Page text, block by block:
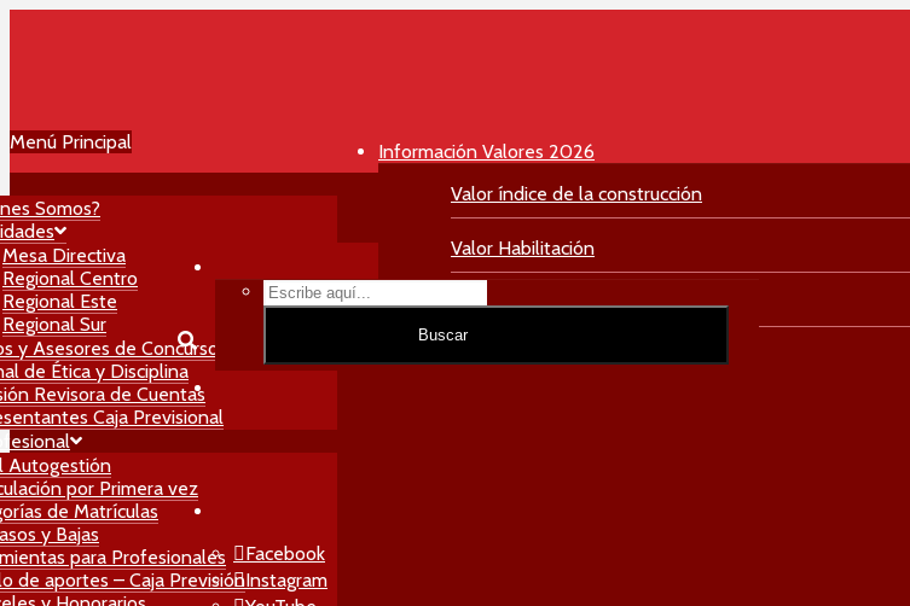
Información Valores 2026
Valor índice de la construcción
Valor Habilitación
Valor Matriculación
Buscar
Facebook
Instagram
Menú Principal
Somos?
Mesa Directiva
Regional Centro
Regional Este
Regional Sur
y Asesores de Concursos
de Ética y Disciplina
Revisora de Cuentas
Caja Previsional
Autogestión
por Primera vez
de Matrículas
y Bajas
para Profesionales
de aportes – Caja Previsión